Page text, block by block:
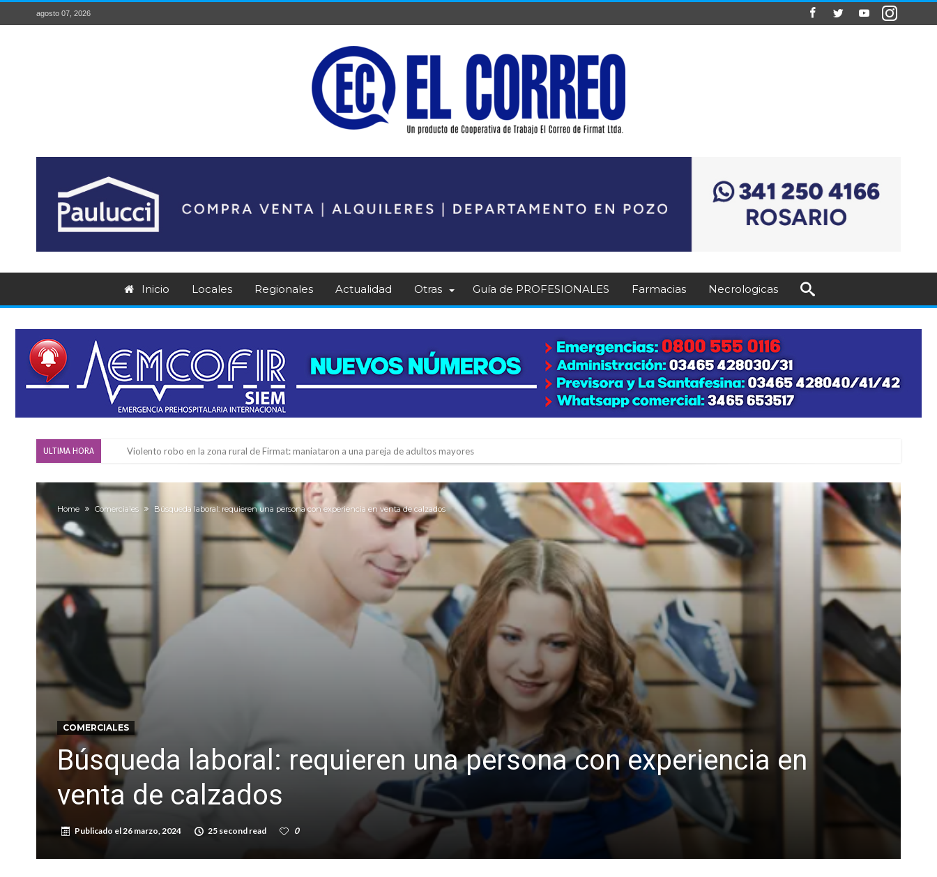
agosto 07, 2026
Inicio Locales Regionales Actualidad Otras Guía de PROFESIONALES Farmacias Necrologicas
ULTIMA HORA Violento robo en la zona rural de Firmat: maniataron a una pareja de adultos mayores
Firmat: “Codo a codo” lanza una campaña de recolección de golosinas para agasajar a los niños en su día
Vuelve el básquet: este viernes arranca el Clausura con agenda confirmada y planteles renovados
Güemes y Mariano Vera
Alerta meteorológico: el SMN advierte por tormentas fuertes y ráfagas que podrían superar los 80 km/h
¿Llega un “Súper Niño”?: De Benedictis aclara los mitos y analiza el impacto real en la región
Cañada del Ucle se prepara para la 5ª edición de la Expo Dose
Distinguieron a Ramiro Maldonado, el campeón juvenil de malambo de Los Quirquinchos
Villada: evalúan obras preventivas ante posibles lluvias intensas
Home Comerciales Búsqueda laboral: requieren una persona con experiencia en venta de calzados
COMERCIALES
Búsqueda laboral: requieren una persona con experiencia en
venta de calzados
Publicado el26 marzo, 2024 25 second read 0